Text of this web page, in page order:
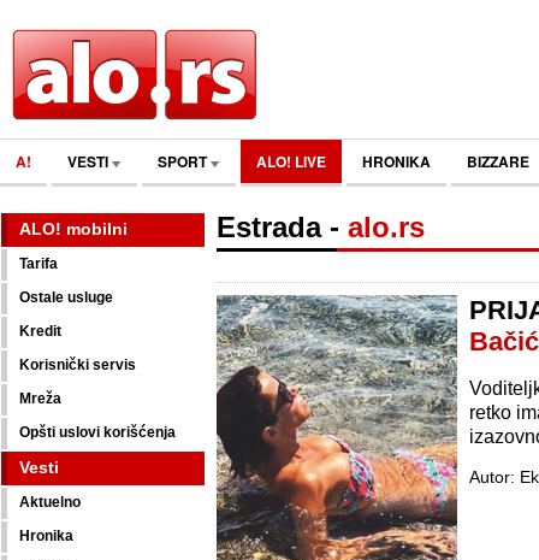
A! VESTI SPORT ALO! LIVE HRONIKA BIZZARE
ALO! mobilni
Tarifa
Ostale usluge
Kredit
Korisnički servis
Mreža
Opšti uslovi korišćenja
Vesti
Aktuelno
Hronika
Estrada- alo.rs
retko
Autor: